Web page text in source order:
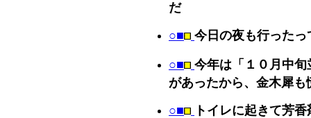
だ
○■ 今日の夜も行ったっ
○■ 今年は「１０月中
があったから、金木犀
○■ トイレに起きて芳